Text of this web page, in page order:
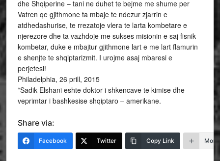
dhe Shqiperine – tani ne duhet te bejme me shume per
Vatren qe gjithmone ta mbaje te ndezur zjarrin e
atdhedashurise, te rrezatoje vlera te larta kombetare e
njerezore dhe ta vazhdoje me sukses misionin e saj fisnik
kombetar, duke e mbajtur gjithmone lart e me lart flamurin
e shenjte te shqiptarizmit. I urojme asaj mbaresi e
perjetesi!
Philadelphia, 26 prill, 2015
*Sadik Elshani eshte doktor i shkencave te kimise dhe
veprimtar i bashkesise shqiptaro – amerikane.
Share via:
Facebook Twitter Copy Link More